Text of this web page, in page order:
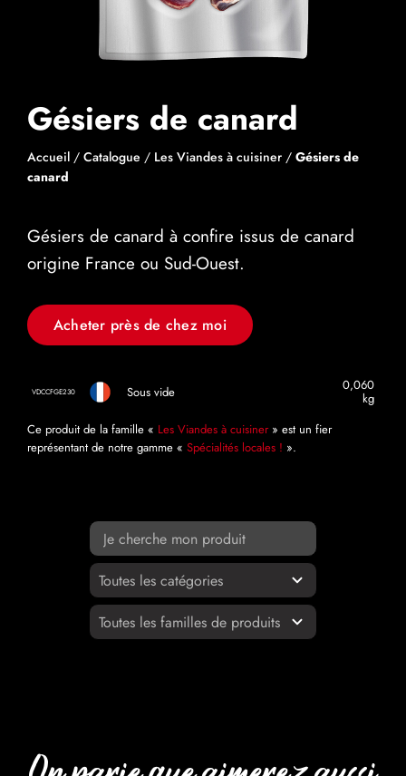
Gésiers de canard
Accueil/ Catalogue / Les Viandes à cuisiner/ Gésiers de
canard
Gésiers de canard à confire issus de canard
origine France ou Sud-Ouest.
Acheter près de chez moi
VDCCFGE230 Sous vide 0,060
kg
Ce produit de la famille « Les Viandes à cuisiner» est un fier
représentant de notre gamme « Spécialités locales ! ».